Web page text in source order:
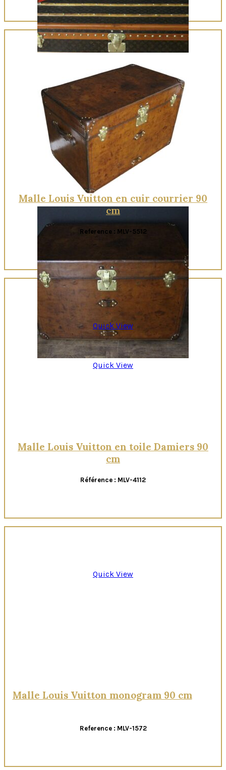
Quick View
Quick View
Malle Louis Vuitton en cuir courrier 90
cm
Reference : MLV-5512
Quick View
Malle Louis Vuitton en toile Damiers 90
cm
Référence : MLV-4112
Quick View
Malle Louis Vuitton monogram 90 cm
Reference : MLV-1572